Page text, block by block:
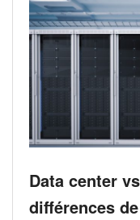
Data center
différences